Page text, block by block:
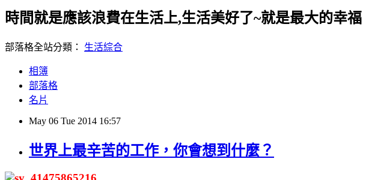
時間就是應該浪費在生活上,生活美好了~就是最大的幸
部落格全站分類： 生活綜合
相簿
部落格
名片
May 06 Tue 2014 16:57
世界上最辛苦的工作，你會想到什麼？